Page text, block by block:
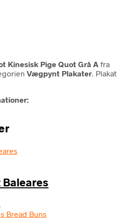
Kinesisk Pige Quot Grå A fra
Vægpynt Plakater. Plakat
aktuelle